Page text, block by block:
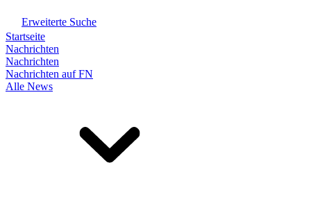
Erweiterte Suche
Startseite
Nachrichten
Nachrichten
Nachrichten auf FN
Alle News